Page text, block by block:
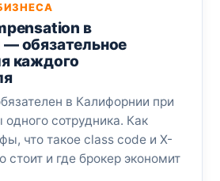
в
обязательное
каждого
в Калифорнии при
одного сотрудника. Как
что такое class code и X-
стоит и где брокер экономит